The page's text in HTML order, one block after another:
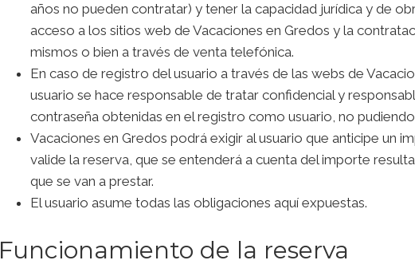
años no pueden contratar) y tener la capacidad jurídica y de
acceso a los sitios web de Vacaciones en Gredos y la
mismos o bien a través de venta telefónica.
En caso de registro del usuario a través de las webs de
usuario se hace responsable de tratar confidencial y
contraseña obtenidas en el registro como usuario, no
Vacaciones en Gredos podrá exigir al usuario que anticipe un
valide la reserva, que se entenderá a cuenta del importe
que se van a prestar.
El usuario asume todas las obligaciones aquí expuestas.
Funcionamiento de la reserva